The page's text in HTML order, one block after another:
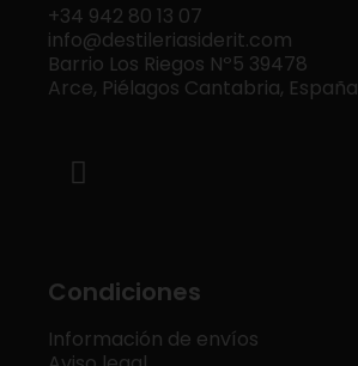
+34 942 80 13 07
info@destileriasiderit.com
Barrio Los Riegos Nº5 39478
Arce, Piélagos Cantabria, España
Condiciones
Información de envíos